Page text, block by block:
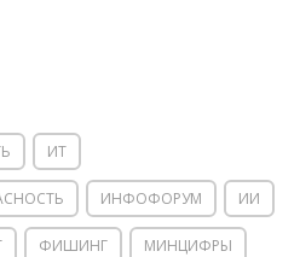
ИТ
ИНФОФОРУМ ИИ
ФИШИНГ МИНЦИФРЫ